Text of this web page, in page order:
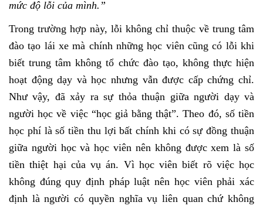
mức độ lỗi của mình.”
Trong trường hợp này, lỗi không chỉ thuộc về trung tâm
đào tạo lái xe mà chính những học viên cũng có lỗi khi
biết trung tâm không tổ chức đào tạo, không thực hiện
hoạt động dạy và học nhưng vẫn được cấp chứng chỉ.
Như vậy, đã xảy ra sự thỏa thuận giữa người dạy và
người học về việc “học giả bằng thật”. Theo đó, số tiền
học phí là số tiền thu lợi bất chính khi có sự đồng thuận
giữa người học và học viên nên không được xem là số
tiền thiệt hại của vụ án. Vì học viên biết rõ việc học
không đúng quy định pháp luật nên học viên phải xác
định là người có quyền nghĩa vụ liên quan chứ không